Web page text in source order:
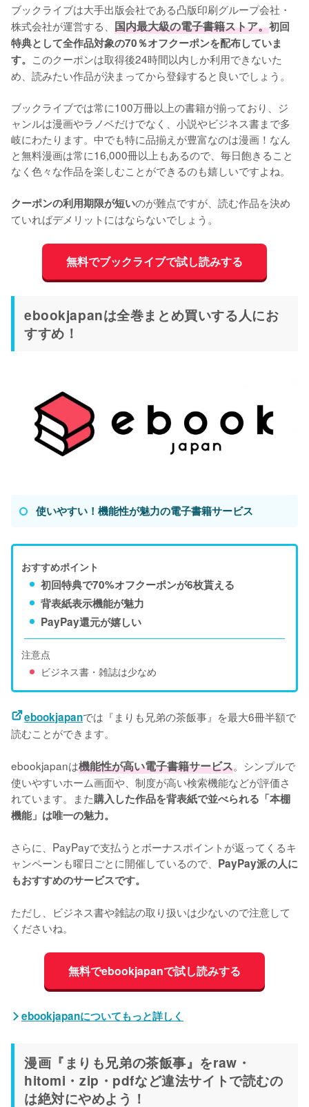
ブックライブは大手出版会社である凸版印刷グループ会社・
株式会社が運営する、 国内最大級の電子書籍ストア。初回
特典として全作品対象の70％オフクーポンを配布していま
す。 このクーポンは取得後24時間以内しか利用できないた
め、読みたい作品が決まってから登録すると良いでしょう。
ブックライブでは常に100万冊以上の書籍が揃っており、ジ
ャンルは漫画やラノベだけでなく、小説やビジネス書まで多
岐にわたります。中でも特に品揃えが豊富なのは漫画！なん
と無料漫画は常に16,000冊以上もあるので、毎日飽きること
なく色々な作品を楽しむことができるのも嬉しいですよね。
クーポンの利用期限が短いのが難点ですが、読む作品を決め
ていればデメリットにはならないでしょう。
無料でブックライブで試し読みする
ebookjapanは全巻まとめ買いする人にお
すすめ！
使いやすい！機能性が魅力の電子書籍サービス
おすすめポイント
初回特典で70%オフクーポンが6枚貰える
背表紙表示機能が魅力
PayPay還元が嬉しい
注意点
ビジネス書・雑誌は少なめ
ebookjapanでは『まりも兄弟の茶飯事』を最大6冊半額で
読むことができます。
ebookjapanは機能性が高い電子書籍サービス。シンプルで
使いやすいホーム画面や、制度が高い検索機能などが評価さ
れています。また購入した作品を背表紙で並べられる「本棚
機能」は唯一の魅力。
さらに、PayPayで支払うとボーナスポイントが返ってくるキ
ャンペーンも曜日ごとに開催しているので、 PayPay派の人に
もおすすめのサービスです。
ただし、ビジネス書や雑誌の取り扱いは少ないので注意して
くださいね。
無料でebookjapanで試し読みする
ebookjapanについてもっと詳しく
漫画『まりも兄弟の茶飯事』をraw・
hitomi・zip・pdfなど違法サイトで読むの
は絶対にやめよう！